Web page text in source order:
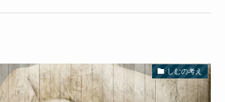
しむの考え